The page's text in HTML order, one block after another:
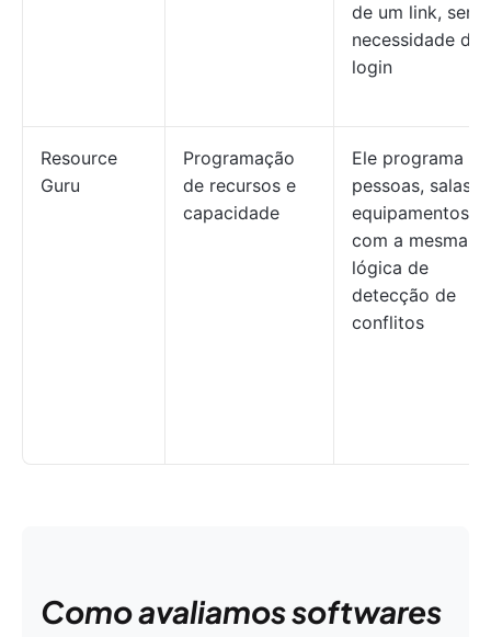
de um link, sem
necessidade de
login
Resource
Guru
Programação
de recursos e
capacidade
Ele programa
pessoas, salas e
equipamentos
com a mesma
lógica de
detecção de
conflitos
Como avaliamos softwares